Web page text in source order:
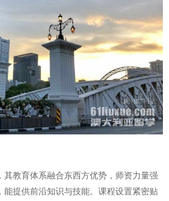
其教育体系融合东西方优势，师资力量强
能提供前沿知识与技能。课程设置紧密贴